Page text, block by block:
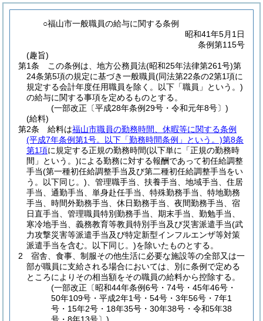
○福山市一般職員の給与に関する条例
昭和41年5月1日
条例第115号
(趣旨)
第1条
この条例は、地方公務員法(昭和25年法律第261号)第
24条第5項の規定に基づき一般職員(同法第22条の2第1項に
規定する会計年度任用職員を除く。以下「職員」という。)
の給与に関する事項を定めるものとする。
(一部改正〔平成28年条例29号・令和元年8号〕)
(給料)
第2条
給料は福山市職員の勤務時間、休暇等に関する条例
(平成7年条例第1号。以下「勤務時間条例」という。)第8条
第1項に規定する正規の勤務時間(以下単に「正規の勤務時
間」という。)による勤務に対する報酬であって初任給調整
手当(第一種初任給調整手当及び第二種初任給調整手当をい
う。以下同じ。) 、管理職手当、扶養手当、地域手当、住居
手当、通勤手当、単身赴任手当、特殊勤務手当、特地勤務
手当、時間外勤務手当、休日勤務手当、夜間勤務手当、宿
日直手当、管理職員特別勤務手当、期末手当、勤勉手当、
寒冷地手当、義務教育等教員特別手当及び災害派遣手当(武
力攻撃災害等派遣手当及び特定新型インフルエンザ等対策
派遣手当を含む。以下同じ。)を除いたものとする。
2
宿舎、食事、制服その他生活に必要な施設等の全部又は一
部が職員に支給される場合においては、別に条例で定める
ところによりその相当額をその職員の給料から控除する。
(一部改正〔昭和44年条例6号・74号・45年46号・
50年109号・平成2年1号・54号・3年56号・7年1
号・15年2号・18年35号・30年38号・令和5年38